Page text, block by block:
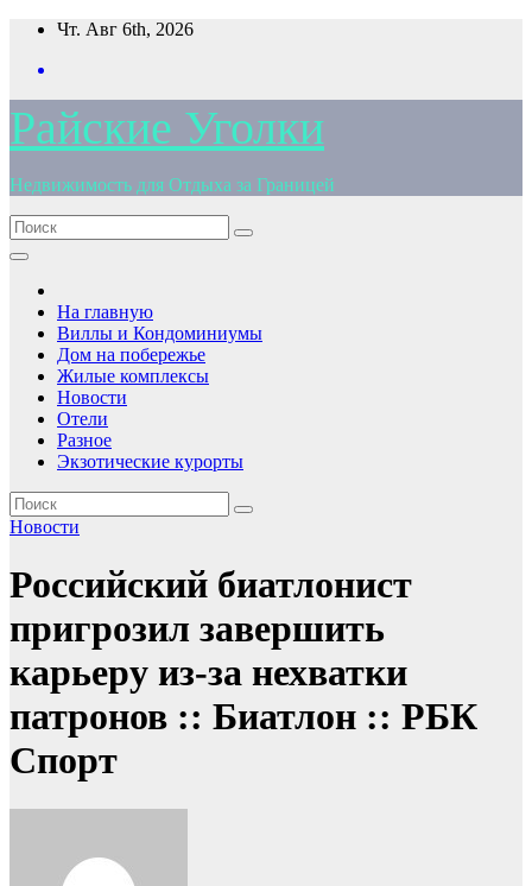
Перейти
содержимому
Чт. Авг 6th, 2026
Райские Уголки
Недвижимость для Отдыха за Границей
На главную
Виллы и Кондоминиумы
Дом на побережье
Жилые комплексы
Новости
Отели
Разное
Экзотические курорты
Новости
Российский биатлонист
пригрозил завершить
карьеру из-за нехватки
патронов :: Биатлон :: РБК
Спорт